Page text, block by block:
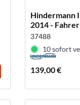
Hindermann
2014 -
37488
10 sofort
139,00 €